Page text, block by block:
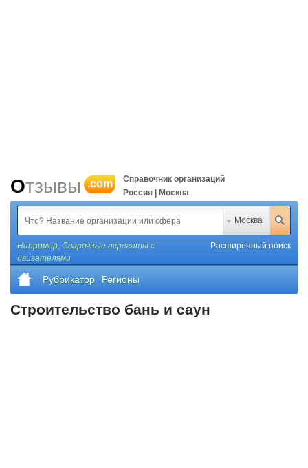
Отзывы .com
Справочник организаций
Россия | Москва
Москва
Например, Сварочные агрегаты с
двигателями
Расширенный поиск
Рубрикатор Регионы
Строительство бань и саун